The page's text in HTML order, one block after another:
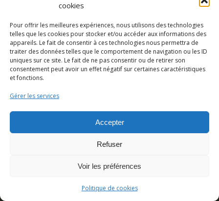
cookies
Pour offrir les meilleures expériences, nous utilisons des technologies
telles que les cookies pour stocker et/ou accéder aux informations des
appareils. Le fait de consentir à ces technologies nous permettra de
traiter des données telles que le comportement de navigation ou les ID
uniques sur ce site. Le fait de ne pas consentir ou de retirer son
consentement peut avoir un effet négatif sur certaines caractéristiques
et fonctions.
Gérer les services
Accepter
Refuser
Voir les préférences
Politique de cookies
Partager cette publication